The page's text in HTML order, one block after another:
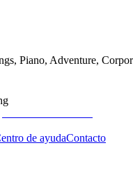
Piano, Adventure,
de ayudaContacto